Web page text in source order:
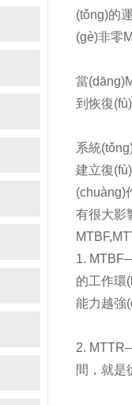
(tǒng)的
(gè)非零
當
到恢復(fù)
系統
建立復
(chuàng)
有很大影
1.
的工作環
能力越強
2.
間，就是